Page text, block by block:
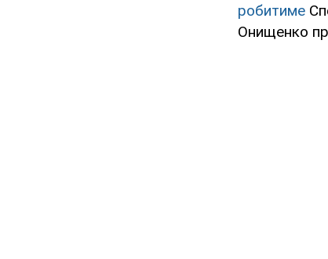
робитиме
Онищенко